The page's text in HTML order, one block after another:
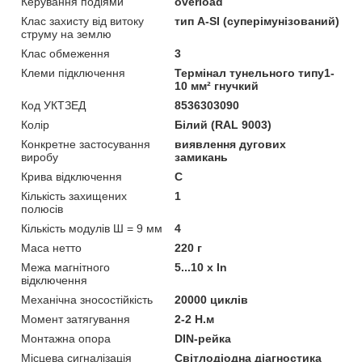
Клас захисту від витоку
струму на землю
тип A-SI (суперімунізований)
Клас обмеження
3
Клеми підключення
Термінал тунельного типу1-
10 мм² гнучкий
Код УКТЗЕД
8536303090
Колір
Білий (RAL 9003)
Конкретне застосування
виробу
виявлення дугових
замикань
Крива відключення
C
Кількість захищених
полюсів
1
Кількість модулів Ш = 9 мм
4
Маса нетто
220 г
Межа магнітного
відключення
5...10 x In
Механічна зносостійкість
20000 циклів
Момент затягування
2-2 Н.м
Монтажна опора
DIN-рейка
Місцева сигналізація
Світлодіодна діагностика